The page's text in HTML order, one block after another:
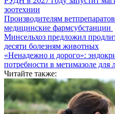
зоотехнии
Производителям
медицинские фармсубстанции
Минсельхоз предложил
десяти болезням животных
«Ненадежно и дорого»:
потребности в метимазоле
Читайте также: